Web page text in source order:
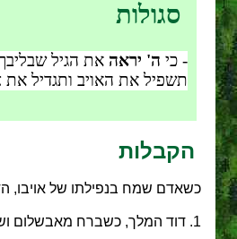
סגולות
- כי ה' יראה את הגיל
תשפיל את האויב ותגדיל
הקבלות
כשאדם שמח בנפילתו של אויבו,
1. דוד המלך, כשברח מאבשלום ושמע את שמעי בן גרא מקלל אותו ושמח לאידו, אמר,